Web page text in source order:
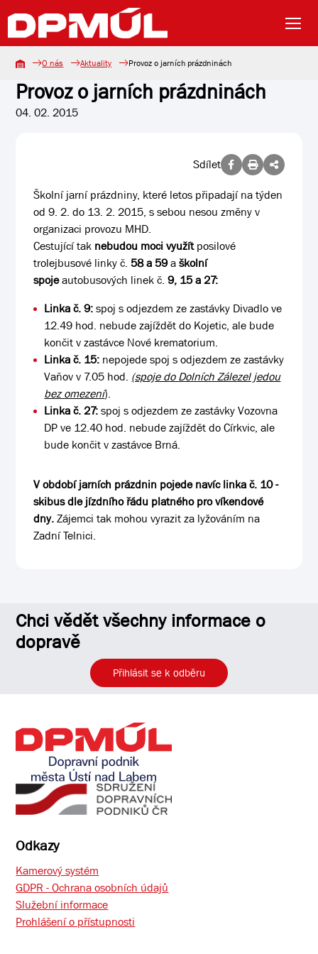
O nás Aktuality Provoz o jarních prázdninách
Provoz o jarních prázdninách
04. 02. 2015
Sdílet
Školní jarní prázdniny, které letos připadají na týden
od 9. 2. do 13. 2. 2015, s sebou nesou změny v
organizaci provozu MHD.
Cestující tak nebudou moci využítposilové
trolejbusové linky č.58 a 59aškolní
spojeautobusových linek č.9, 15 a 27:
Linka č. 9:spoj s odjezdem ze zastávky Divadlo ve
12.49 hod. nebude zajíždět do Kojetic, ale bude
končit v zastávce Nové krematorium.
Linka č. 15: nepojede spoj s odjezdem ze zastávky
Vaňov v 7.05 hod. (spoje do Dolních Zálezel jedou
bez omezení).
Linka č. 27:spoj s odjezdem ze zastávky Vozovna
DP ve 12.40 hod. nebude zajíždět do Církvic, ale
bude končit v zastávce Brná.
V období jarních prázdnin pojede navíc linka č. 10 -
skibus dle jízdního řádu platného pro víkendové
dny.Zájemci tak mohou vyrazit za lyžováním na
Zadní Telnici.
Chci vědět všechny informace o
dopravě
Přihlásit se k odběru
Odkazy
Kamerový systém
GDPR - Ochrana osobních údajů
Služební informace
Prohlášení o přístupnosti